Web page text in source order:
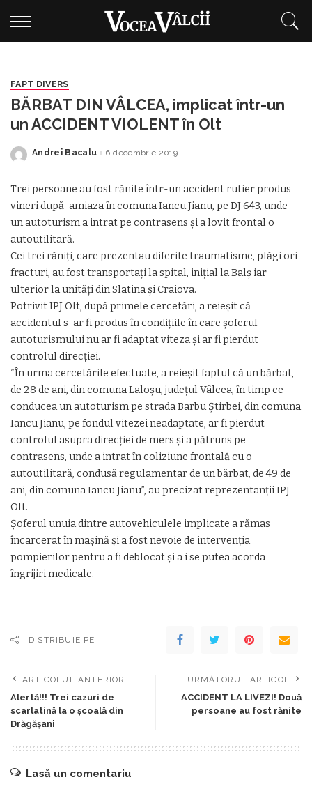
FAPT DIVERS
BĂRBAT DIN VÂLCEA, implicat într-un
un ACCIDENT VIOLENT în Olt
Posted
Andrei Bacalu 6 decembrie 2019
Trei persoane au fost rănite într-un accident rutier produs
vineri după-amiaza în comuna Iancu Jianu, pe DJ 643, unde
un autoturism a intrat pe contrasens şi a lovit frontal o
autoutilitară.
Cei trei răniţi, care prezentau diferite traumatisme, plăgi ori
fracturi, au fost transportaţi la spital, iniţial la Balş iar
ulterior la unităţi din Slatina şi Craiova.
Potrivit IPJ Olt, după primele cercetări, a reieşit că
accidentul s-ar fi produs în condiţiile în care şoferul
autoturismului nu ar fi adaptat viteza şi ar fi pierdut
controlul direcţiei.
″În urma cercetările efectuate, a reieşit faptul că un bărbat,
de 28 de ani, din comuna Laloşu, judeţul Vâlcea, în timp ce
conducea un autoturism pe strada Barbu Ştirbei, din comuna
Iancu Jianu, pe fondul vitezei neadaptate, ar fi pierdut
controlul asupra direcţiei de mers şi a pătruns pe
contrasens, unde a intrat în coliziune frontală cu o
autoutilitară, condusă regulamentar de un bărbat, de 49 de
ani, din comuna Iancu Jianu”, au precizat reprezentanţii IPJ
Olt.
Şoferul unuia dintre autovehiculele implicate a rămas
încarcerat în maşină şi a fost nevoie de intervenţia
pompierilor pentru a fi deblocat şi a i se putea acorda
îngrijiri medicale.
DISTRIBUIE PE
ARTICOLUL ANTERIOR
Alertă!!! Trei cazuri de
scarlatină la o școală din
Drăgășani
URMĂTORUL ARTICOL
ACCIDENT LA LIVEZI! Două
persoane au fost rănite
Lasă un comentariu